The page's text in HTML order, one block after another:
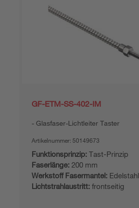
GF-ETM-SS-402-IM
Glasfaser-Lichtleiter Taster
Artikelnummer: 50149673
Funktionsprinzip: Tast-Prinzip
Faserlänge: 200 mm
Werkstoff Fasermantel: Edelstahl
Lichtstrahlaustritt: frontseitig